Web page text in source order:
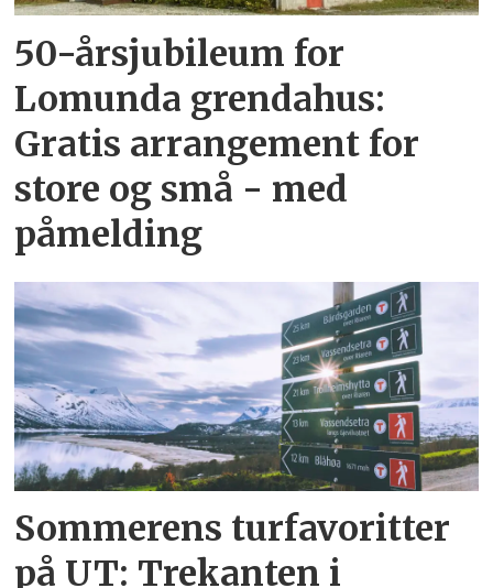
50-årsjubileum for
Lomunda grendahus:
Gratis arrangement for
store og små - med
påmelding
Sommerens turfavoritter
på UT: Trekanten i